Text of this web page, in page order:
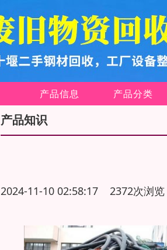
产品信息 产品分类
产品知识
2024-11-10 02:58:17 2372次浏览